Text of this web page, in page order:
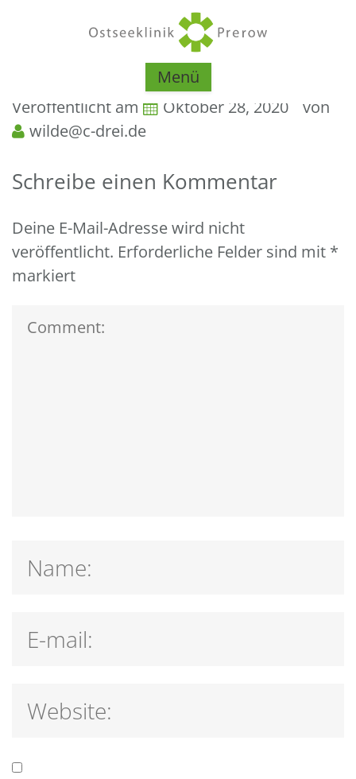
Menü
Veröffentlicht am
Oktober 28, 2020
von
wilde@c-drei.de
Schreibe einen Kommentar
Deine E-Mail-Adresse wird nicht
veröffentlicht. Erforderliche Felder sind mit *
markiert